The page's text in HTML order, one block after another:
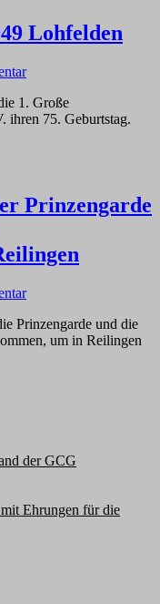
Lohfelden
auf
Birthday
1.
1. Große
ihren 75. Geburtstag.
Prinzengarde
auf
Teilnahme
der
in
Reilingen
Prinzengarde und die
um in Reilingen
der GCG
Ehrungen für die